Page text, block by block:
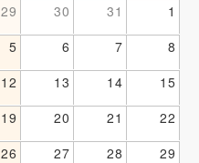
29 30 31
1
5 6 7
8
12 13 14
15
19 20 21
22
26 27 28
29